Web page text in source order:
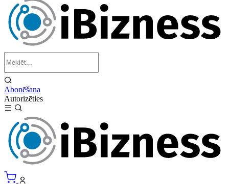
Abonēšana
Autorizēties